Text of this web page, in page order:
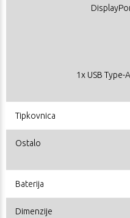
1x USB
Tipkovnica
Ostalo
Baterija
Dimenzije